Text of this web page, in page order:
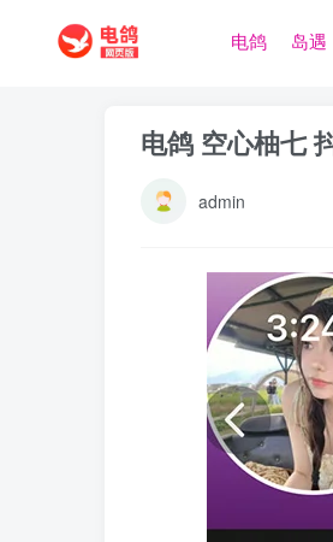
电鸽 岛遇
电鸽 空心柚七
admin